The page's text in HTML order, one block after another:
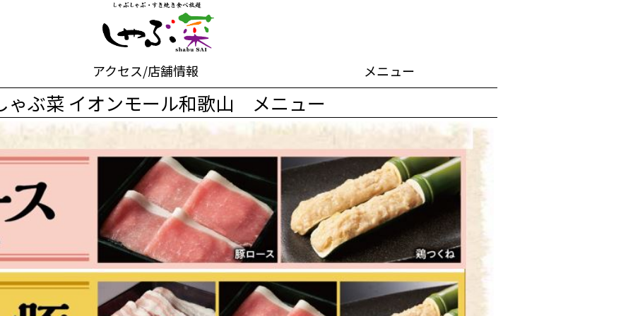
アクセス/店舗情報 メニュー
ゃぶ菜 イオンモール和歌山 メニュー